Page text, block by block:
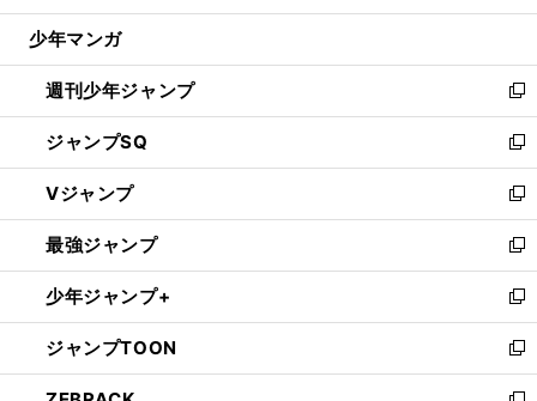
ウ
開
く
少年マンガ
週刊少年ジャンプ
新
し
い
ウ
ィ
ン
ド
ウ
で
開
く
ジャンプSQ
新
し
い
ウ
ィ
ン
ド
ウ
で
開
Vジャンプ
新
し
い
ウ
ィ
ン
ド
ウ
最強ジャンプ
新
し
い
ウ
ィ
ン
少年ジャンプ+
新
し
い
ウ
ジャンプTOON
新
し